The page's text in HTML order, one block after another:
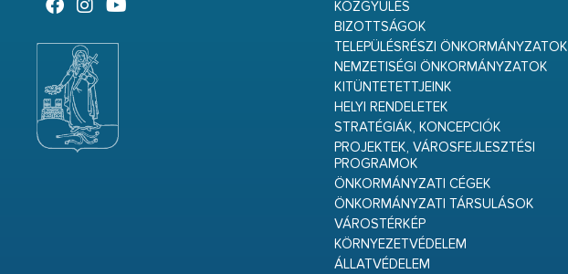
KÖZGYŰLÉS
BIZOTTSÁGOK
TELEPÜLÉSRÉSZI ÖNKORMÁNYZATOK
NEMZETISÉGI ÖNKORMÁNYZATOK
KITÜNTETETTJEINK
HELYI RENDELETEK
STRATÉGIÁK, KONCEPCIÓK
PROJEKTEK, VÁROSFEJLESZTÉSI
PROGRAMOK
ÖNKORMÁNYZATI CÉGEK
ÖNKORMÁNYZATI TÁRSULÁSOK
VÁROSTÉRKÉP
KÖRNYEZETVÉDELEM
ÁLLATVÉDELEM